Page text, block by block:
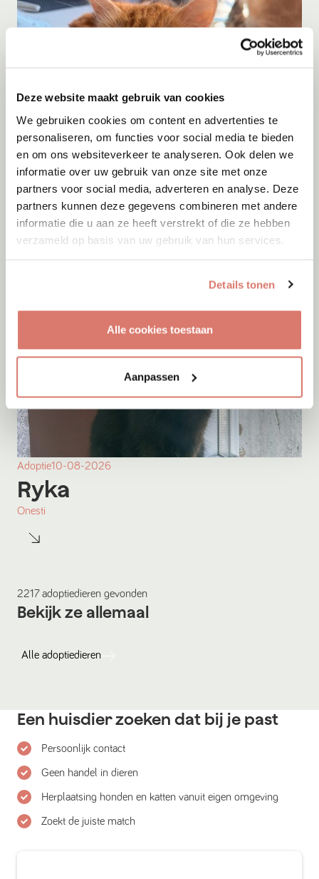
Deze website maakt gebruik van cookies
We gebruiken cookies om content en advertenties te
personaliseren, om functies voor social media te bieden
en om ons websiteverkeer te analyseren. Ook delen we
informatie over uw gebruik van onze site met onze
partners voor social media, adverteren en analyse. Deze
partners kunnen deze gegevens combineren met andere
informatie die u aan ze heeft verstrekt of die ze hebben
verzameld op basis van uw gebruik van hun services.
Details tonen
Alle cookies toestaan
Aanpassen
Adoptie 10-08-2026
Seven
Almere
Adoptie10-08-2026
Ryka
Onesti
2217 adoptiedieren gevonden
Bekijk ze allemaal
Alle adoptiedieren
Een huisdier zoeken dat bij je past
Persoonlijk contact
Geen handel in dieren
Herplaatsing honden en katten vanuit eigen omgeving
Zoekt de juiste match